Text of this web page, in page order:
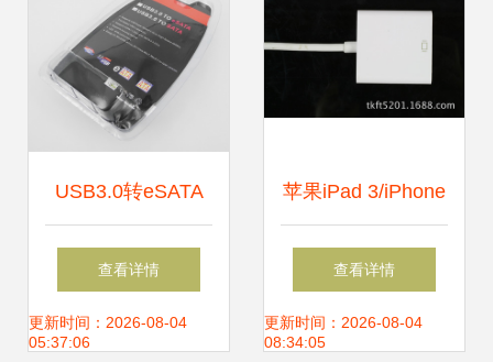
价
USB3.0转eSATA
从接口到性能的全
方位解析与选型指
查看详情
更新时间：2026-08-04
05:37:06
苹果iPad 3/iPhone
4s转接线配件 iPad
2转HDMI高清线连
查看详情
更新时间：2026-08-04
08:34:05